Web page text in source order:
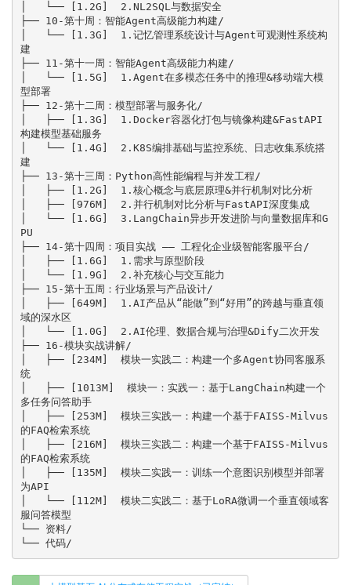
│   └── [1.2G]  2.NL2SQL与数据安全
├── 10-第十周：智能Agent高级能力构建/
│   └── [1.3G]  1.记忆管理系统设计与Agent可观测性系统构
建
├── 11-第十一周：智能Agent高级能力构建/
│   └── [1.5G]  1.Agent在多模态任务中的推理&移动端大模
型部署
├── 12-第十二周：模型部署与服务化/
│   ├── [1.3G]  1.Docker容器化打包与镜像构建&FastAPI
构建模型基础服务
│   └── [1.4G]  2.K8S编排基础与监控系统、日志收集系统搭
建
├── 13-第十三周：Python高性能编程与并发工程/
│   ├── [1.2G]  1.核心概念与底层原理&并行机制对比分析
│   ├── [976M]  2.并行机制对比分析与FastAPI深度集成
│   └── [1.6G]  3.LangChain异步开发进阶与向量数据库和G
PU
├── 14-第十四周：项目实战 —— 工程化企业级智能客服平台/
│   ├── [1.6G]  1.需求与原型阶段
│   └── [1.9G]  2.补充核心与交互能力
├── 15-第十五周：行业场景与产品设计/
│   ├── [649M]  1.AI产品从“能做”到“好用”的跨越与垂直领
域的深水区
│   └── [1.0G]  2.AI伦理、数据合规与治理&Dify二次开发
├── 16-模块实战讲解/
│   ├── [234M]  模块一实践二：构建一个多Agent协同客服系
统
│   ├── [1013M]  模块一：实践一：基于LangChain构建一个
多任务问答助手
│   ├── [253M]  模块三实践一：构建一个基于FAISS-Milvus
的FAQ检索系统
│   ├── [216M]  模块三实践二：构建一个基于FAISS-Milvus
的FAQ检索系统
│   ├── [135M]  模块二实践一：训练一个意图识别模型并部署
为API
│   └── [112M]  模块二实践二：基于LoRA微调一个垂直领域客
服问答模型
└── 资料/